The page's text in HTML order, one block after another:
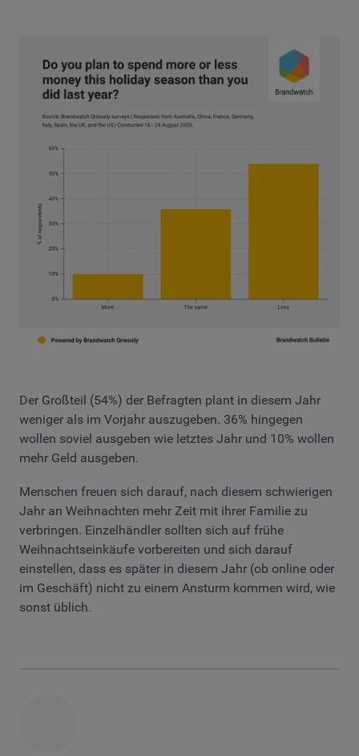
Der Großteil (54%) der Befragten plant in diesem Jahr
weniger als im Vorjahr auszugeben. 36% hingegen
wollen soviel ausgeben wie letztes Jahr und 10% wollen
mehr Geld ausgeben.
Menschen freuen sich darauf, nach diesem schwierigen
Jahr an Weihnachten mehr Zeit mit ihrer Familie zu
verbringen. Einzelhändler sollten sich auf frühe
Weihnachtseinkäufe vorbereiten und sich darauf
einstellen, dass es später in diesem Jahr (ob online oder
im Geschäft) nicht zu einem Ansturm kommen wird, wie
sonst üblich.